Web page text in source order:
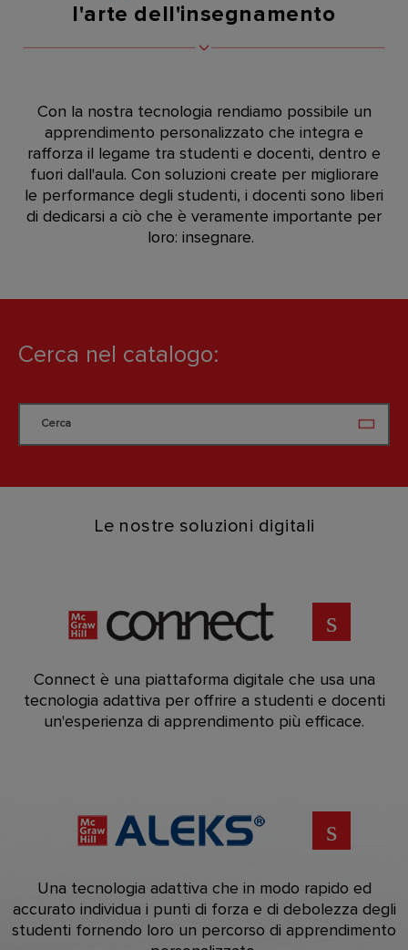
l'arte dell'insegnamento
Con la nostra tecnologia rendiamo possibile un
apprendimento personalizzato che integra e
rafforza il legame tra studenti e docenti, dentro e
fuori dall'aula. Con soluzioni create per migliorare
le performance degli studenti, i docenti sono liberi
di dedicarsi a ciò che è veramente importante per
loro: insegnare.
Cerca nel catalogo:
Cerca Cerca
Le nostre soluzioni digitali
Connect è una piattaforma digitale che usa una
tecnologia adattiva per offrire a studenti e docenti
un'esperienza di apprendimento più efficace.
Una tecnologia adattiva che in modo rapido ed
accurato individua i punti di forza e di debolezza degli
studenti fornendo loro un percorso di apprendimento